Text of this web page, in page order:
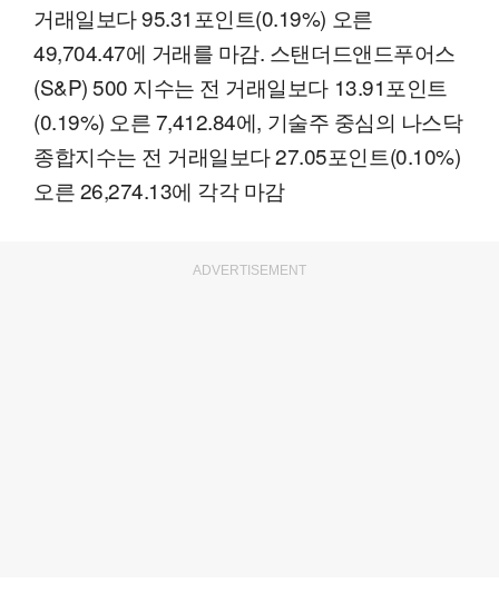
거래일보다 95.31포인트(0.19%) 오른
49,704.47에 거래를 마감. 스탠더드앤드푸어스
(S&P) 500 지수는 전 거래일보다 13.91포인트
(0.19%) 오른 7,412.84에, 기술주 중심의 나스닥
종합지수는 전 거래일보다 27.05포인트(0.10%)
오른 26,274.13에 각각 마감
ADVERTISEMENT